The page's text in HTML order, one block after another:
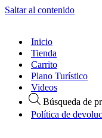
Saltar al contenido
Inicio
Tienda
Carrito
Plano Turístico
Videos
Búsqueda de
Política de